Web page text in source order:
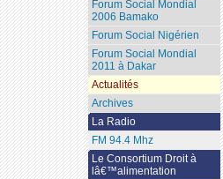
Forum Social Mondial
2006 Bamako
Forum Social Nigérien
Forum Social Mondial
2011 à Dakar
Actualités
Archives
La Radio
FM 94.4 Mhz
Le Consortium Droit à
lâ€™alimentation